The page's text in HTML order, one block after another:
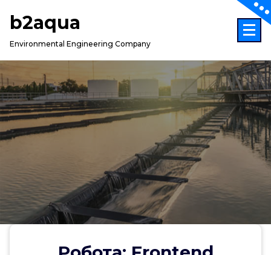
b2aqua
Environmental Engineering Company